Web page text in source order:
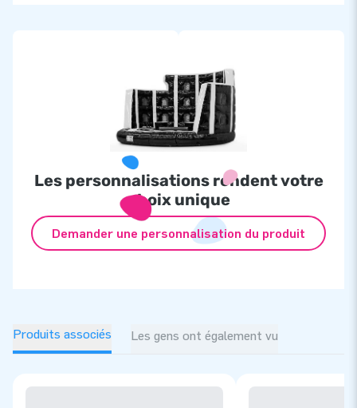
Les personnalisations rendent votre
choix unique
Demander une personnalisation du produit
Produits associés Les gens ont également vu